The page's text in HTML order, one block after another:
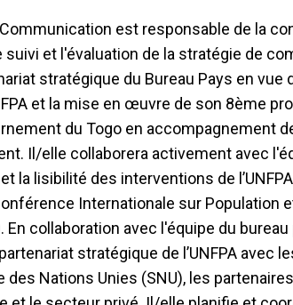
est responsable de la
suivi et l'évaluation de la stratégie de
stratégique du Bureau Pays en vue
et la mise en œuvre de son 8ème
du Togo en accompagnement
Il/elle collaborera activement avec
la lisibilité des interventions de
Internationale sur Population
En collaboration avec l'équipe du
stratégique de l’UNFPA avec
Nations Unies (SNU), les